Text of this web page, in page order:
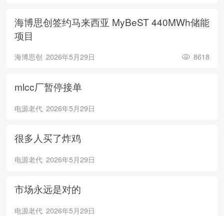
海博思创签约马来西亚 MyBeST 440MWh储能
项目
海博思创 2026年5月29日 8618
mlcc厂暂停接单
电源老代 2026年5月29日
很多人买了炸鸡
电源老代 2026年5月29日
市场永远是对的
电源老代 2026年5月29日